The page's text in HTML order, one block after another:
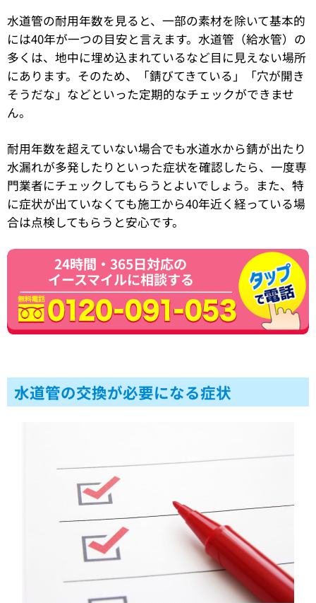
水道管の耐用年数を見ると、一部の素材を除いて基本的
には40年が一つの目安と言えます。水道管（給水管）の
多くは、地中に埋め込まれているなど目に見えない場所
にあります。そのため、「錆びてきている」「穴が開き
そうだな」などといった定期的なチェックができませ
ん。
耐用年数を超えていない場合でも水道水から錆が出たり
水漏れが多発したりといった症状を確認したら、一度専
門業者にチェックしてもらうとよいでしょう。また、特
に症状が出ていなくても施工から40年近く経っている場
合は点検してもらうと安心です。
24時間・365日対応の
イースマイルに相談する
水道管の交換が必要になる症状